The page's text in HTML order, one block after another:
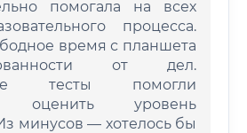
помогала на всех
процесса.
время с планшета
от дел.
тесты помогли
оценить уровень
минусов — хотелось бы